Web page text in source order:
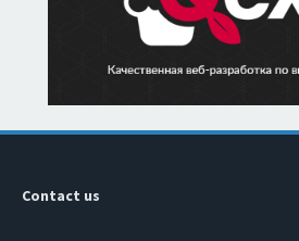
Contact us